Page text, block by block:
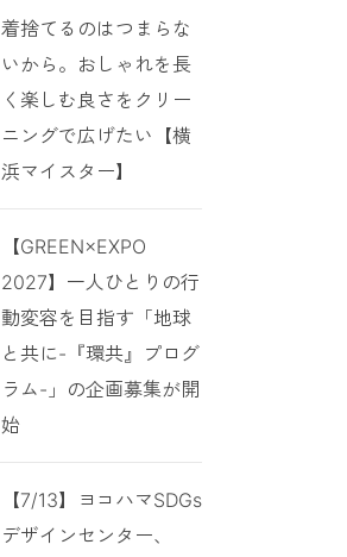
着捨てるのはつまらな
いから。おしゃれを長
く楽しむ良さをクリー
ニングで広げたい【横
浜マイスター】
【GREEN×EXPO
2027】一人ひとりの行
動変容を目指す「地球
と共に-『環共』プログ
ラム-」の企画募集が開
始
【7/13】ヨコハマSDGs
デザインセンター、